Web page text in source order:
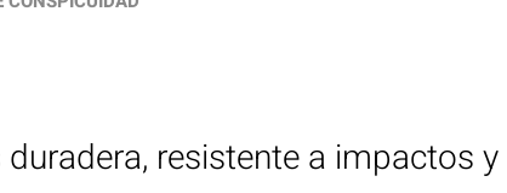
resistente a impactos